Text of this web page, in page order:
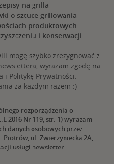
na grilla
o sztuce grillowania
produktowych
i konserwacji
mogę szybko zrezygnować z
wyrażam zgodę na
i Politykę Prywatności.
za każdym razem :)
rozporządzenia o
2016 Nr 119, str. 1) wyrażam
danych osobowych przez
ul. Zwierzyniecka 2A,
usługi newsletter.